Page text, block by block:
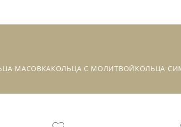
МАСОВКАКОЛЬЦА С МОЛИТВОЙКОЛЬЦА